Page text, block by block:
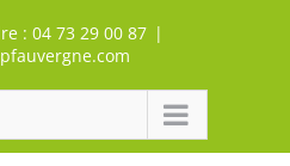
: 04 73 29 00 87 |